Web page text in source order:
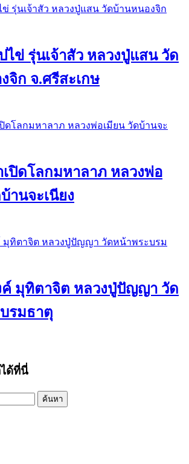
ไข่ รุ่นเจ้าสัว หลวงปู่แสน วัด
จิก จ.ศรีสะเกษ
ปิดโลกมหาลาภ หลวงพ่อ
านจะเนียง
มุทิตาจิต หลวงปู่ปัญญา วัด
รมธาตุ
ด้ที่นี่
ค้นหา